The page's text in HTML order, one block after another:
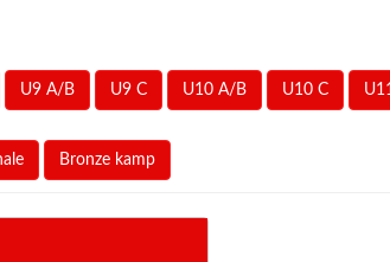
U9 A/B U9 C U10 A/B U10 C
Bronze kamp